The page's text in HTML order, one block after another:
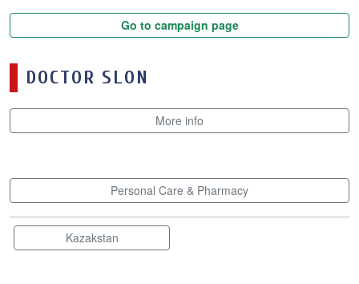
Go to campaign page
DOCTOR SLON
More info
Personal Care & Pharmacy
Kazakstan